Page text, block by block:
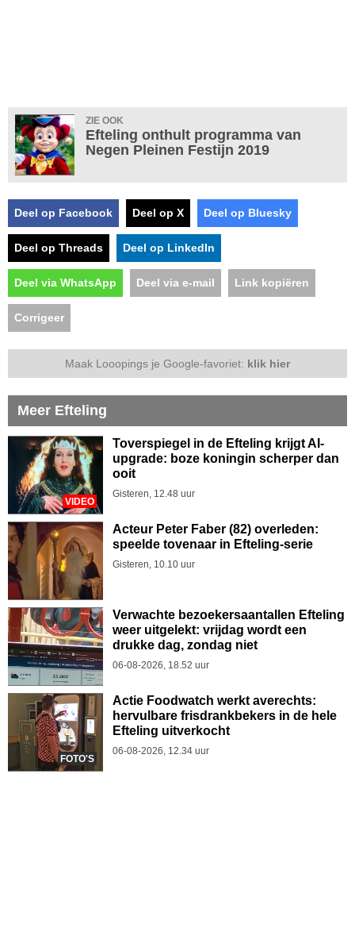
ZIE OOK
Efteling onthult programma van
Negen Pleinen Festijn 2019
Deel op Facebook Deel op X Deel op Bluesky
Deel op Threads Deel op LinkedIn
Deel via WhatsApp Deel via e-mail Link kopiëren
Corrigeer
Maak Looopings je Google-favoriet: klik hier
Meer Efteling
VIDEO
Toverspiegel in de Efteling krijgt AI-
upgrade: boze koningin scherper dan
ooit
Gisteren, 12.48 uur
Acteur Peter Faber (82) overleden:
speelde tovenaar in Efteling-serie
Gisteren, 10.10 uur
Verwachte bezoekersaantallen Efteling
weer uitgelekt: vrijdag wordt een
drukke dag, zondag niet
06-08-2026, 18.52 uur
FOTO'S
Actie Foodwatch werkt averechts:
hervulbare frisdrankbekers in de hele
Efteling uitverkocht
06-08-2026, 12.34 uur